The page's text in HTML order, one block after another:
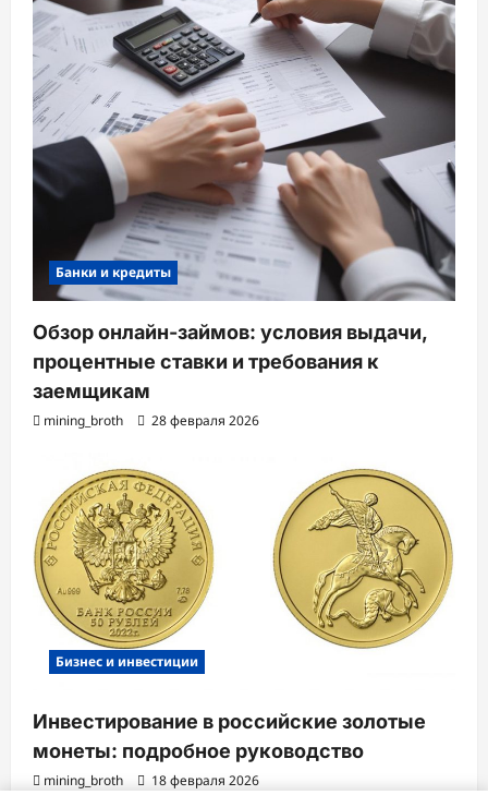
Банки и кредиты
Обзор онлайн-займов: условия выдачи,
процентные ставки и требования к
заемщикам
mining_broth 28 февраля 2026
Бизнес и инвестиции
Инвестирование в российские золотые
монеты: подробное руководство
mining_broth 18 февраля 2026